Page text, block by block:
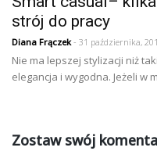
strój do pracy
Diana Frączek- 31 października,
Nie ma lepszej stylizacji niż
elegancja i wygodna. Jeżeli w
Zostaw swój